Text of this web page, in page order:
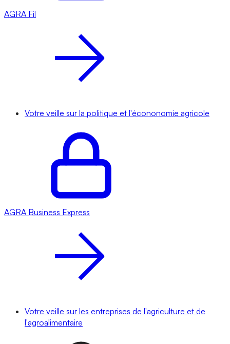
AGRA Fil
Votre veille sur la politique et l'écononomie agricole
AGRA Business Express
Votre veille sur les entreprises de l'agriculture et de
l'agroalimentaire